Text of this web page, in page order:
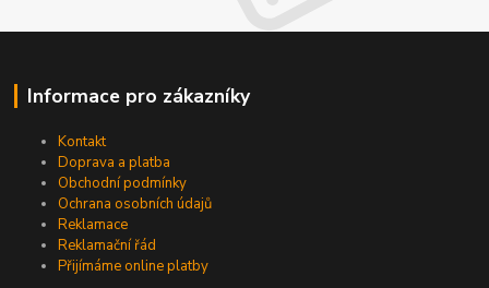
Informace pro zákazníky
Kontakt
Doprava a platba
Obchodní podmínky
Ochrana osobních údajů
Reklamace
Reklamační řád
Přijímáme online platby